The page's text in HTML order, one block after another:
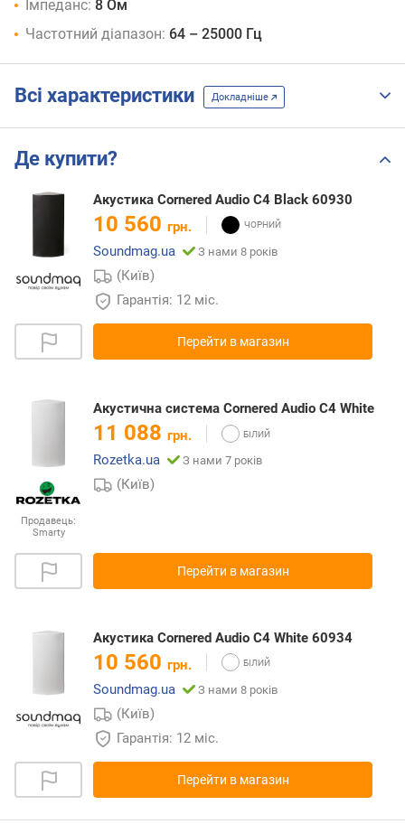
Імпеданс: 8 Ом
Частотний діапазон: 64 – 25000 Гц
Всі характеристики Докладніше
Де купити?
Акустика Cornered Audio C4 Black 60930
10 560 грн.
Soundmag.ua
З нами 8 років
(Київ)
Гарантія: 12 міс.
Перейти в магазин
Продавець:
Smarty
Акустична система Cornered Audio C4 White
11 088 грн.
Rozetka.ua
З нами 7 років
(Київ)
Перейти в магазин
Акустика Cornered Audio C4 White 60934
10 560 грн.
Soundmag.ua
З нами 8 років
(Київ)
Гарантія: 12 міс.
Перейти в магазин